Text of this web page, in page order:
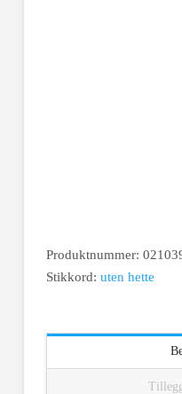
Cardigan
Dame
Produktnummer:
Stikkord: uten hette